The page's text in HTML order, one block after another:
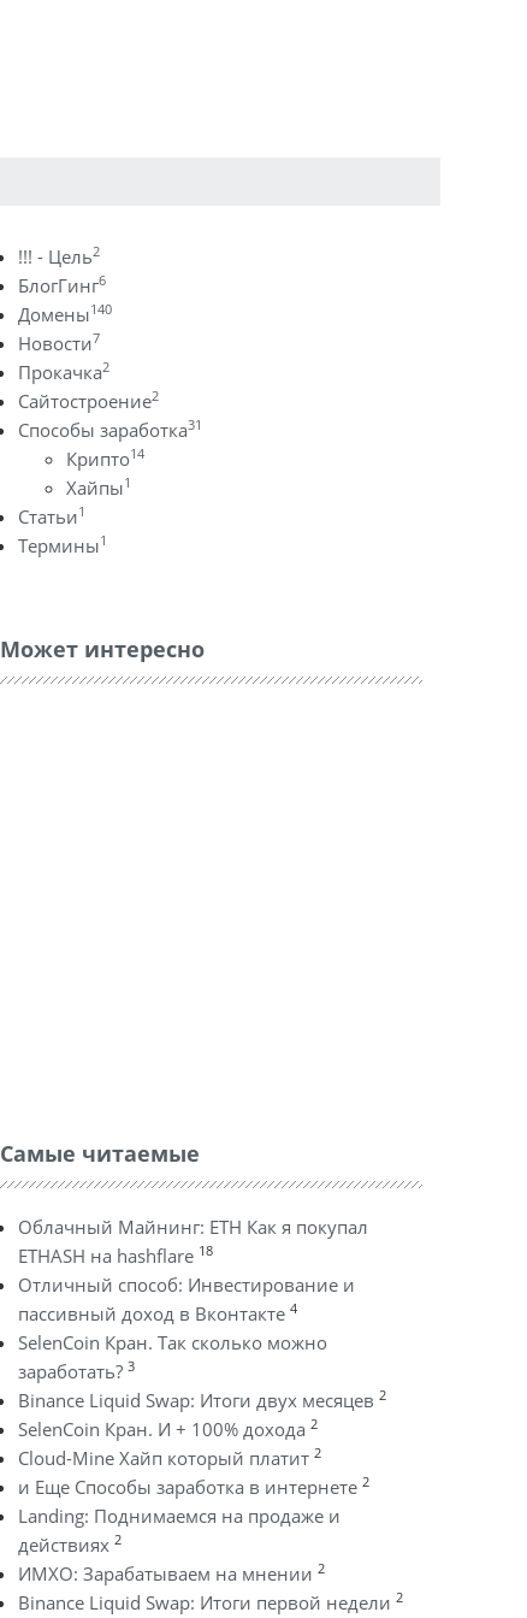
!!! - Цель2
БлогГинг6
Домены140
Новости7
Прокачка2
Сайтостроение2
Способы заработка31
Крипто14
Хайпы1
Статьи1
Термины1
Может интересно
Самые читаемые
Облачный Майнинг: ETH Как я покупал
ETHASH на hashflare 18
Отличный способ: Инвестирование и
пассивный доход в Вконтакте 4
SelenCoin Кран. Так сколько можно
заработать? 3
Binance Liquid Swap: Итоги двух месяцев 2
SelenCoin Кран. И + 100% дохода 2
Cloud-Mine Хайп который платит 2
и Еще Способы заработка в интернете 2
Landing: Поднимаемся на продаже и
действиях 2
ИМХО: Зарабатываем на мнении 2
Binance Liquid Swap: Итоги первой недели 2